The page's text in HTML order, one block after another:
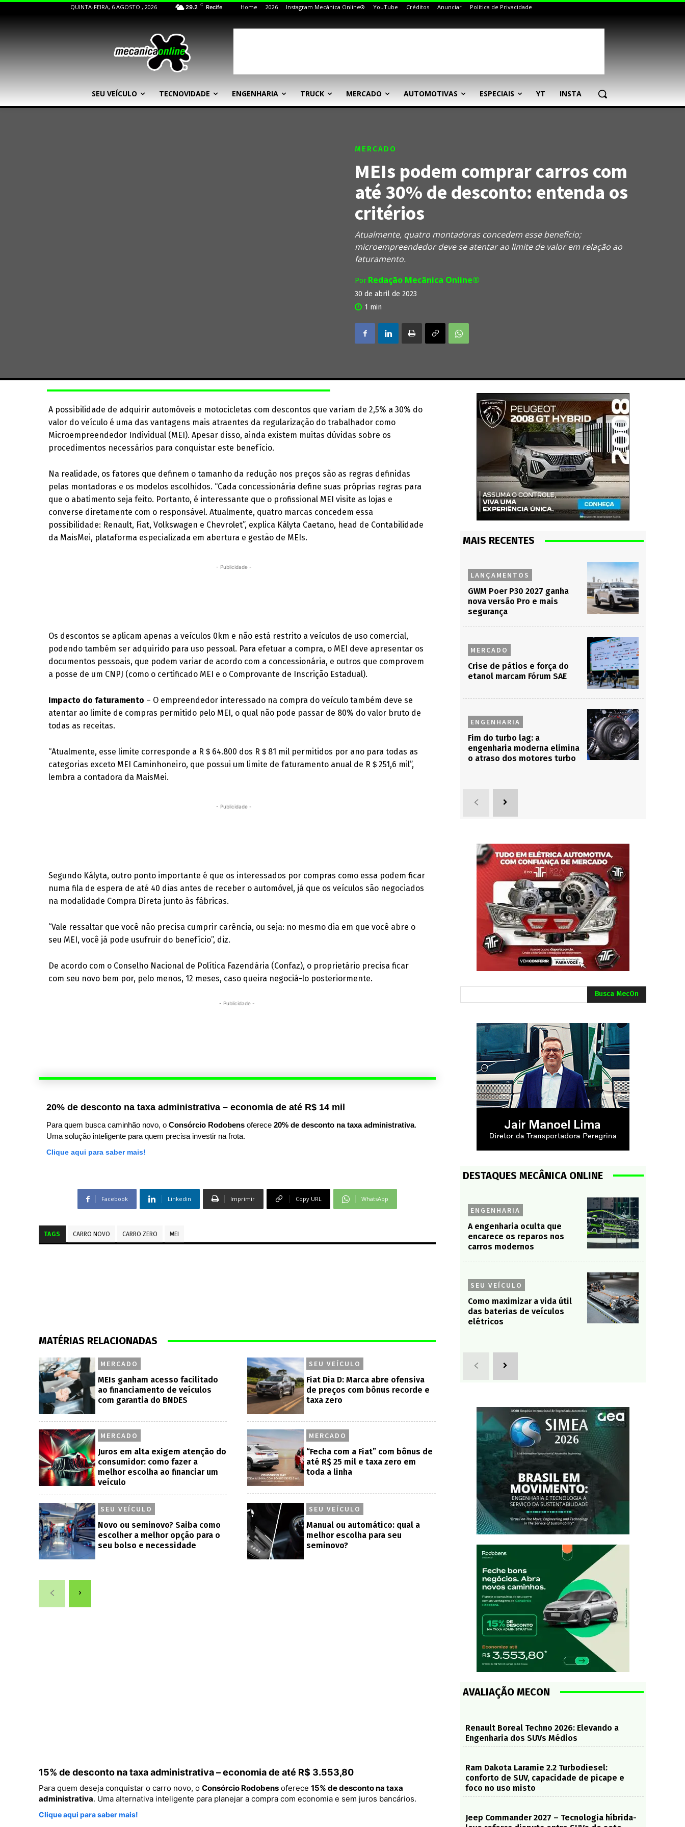
QUINTA-FEIRA, 6 AGOSTO , 2026 29.2 C Recife Home 2026 Instagram Mecânica Online® YouTube Créditos Anunciar Política de Privacidade
SEU VEÍCULO TECNOVIDADE ENGENHARIA TRUCK MERCADO AUTOMOTIVAS ESPECIAIS YT INSTA
MERCADO
MEIs podem comprar carros com
até 30% de desconto: entenda os
critérios
Atualmente, quatro montadoras concedem esse benefício;
microempreendedor deve se atentar ao limite de valor em relação ao
faturamento.
Por Redação Mecânica Online®
30 de abril de 2023
1 min
A possibilidade de adquirir automóveis e motocicletas com descontos que variam de 2,5% a 30% do
valor do veículo é uma das vantagens mais atraentes da regularização do trabalhador como
Microempreendedor Individual (MEI). Apesar disso, ainda existem muitas dúvidas sobre os
procedimentos necessários para conquistar este benefício.
Na realidade, os fatores que definem o tamanho da redução nos preços são as regras definidas
pelas montadoras e os modelos escolhidos. “Cada concessionária define suas próprias regras para
que o abatimento seja feito. Portanto, é interessante que o profissional MEI visite as lojas e
converse diretamente com o responsável. Atualmente, quatro marcas concedem essa
possibilidade: Renault, Fiat, Volkswagen e Chevrolet”, explica Kályta Caetano, head de Contabilidade
da MaisMei, plataforma especializada em abertura e gestão de MEIs.
- Publicidade -
Os descontos se aplicam apenas a veículos 0km e não está restrito a veículos de uso comercial,
podendo também ser adquirido para uso pessoal. Para efetuar a compra, o MEI deve apresentar os
documentos pessoais, que podem variar de acordo com a concessionária, e outros que comprovem
a posse de um CNPJ (como o certificado MEI e o Comprovante de Inscrição Estadual).
Impacto do faturamento – O empreendedor interessado na compra do veículo também deve se
atentar ao limite de compras permitido pelo MEI, o qual não pode passar de 80% do valor bruto de
todas as receitas.
“Atualmente, esse limite corresponde a R＄64.800 dos R＄81 mil permitidos por ano para todas as
categorias exceto MEI Caminhoneiro, que possui um limite de faturamento anual de R＄251,6 mil”,
lembra a contadora da MaisMei.
- Publicidade -
Segundo Kályta, outro ponto importante é que os interessados por compras como essa podem ficar
numa fila de espera de até 40 dias antes de receber o automóvel, já que os veículos são negociados
na modalidade Compra Direta junto às fábricas.
“Vale ressaltar que você não precisa cumprir carência, ou seja: no mesmo dia em que você abre o
seu MEI, você já pode usufruir do benefício”, diz.
De acordo com o Conselho Nacional de Política Fazendária (Confaz), o proprietário precisa ficar
com seu novo bem por, pelo menos, 12 meses, caso queira negociá-lo posteriormente.
- Publicidade -
20% de desconto na taxa administrativa – economia de até R$ 14 mil
Para quem busca caminhão novo, o Consórcio Rodobens oferece 20% de desconto na taxa administrativa.
Uma solução inteligente para quem precisa investir na frota.
Clique aqui para saber mais!
Facebook Linkedin Imprimir Copy URL WhatsApp
TAGS CARRO NOVO CARRO ZERO MEI
MATÉRIAS RELACIONADAS
MERCADO
MEIs ganham acesso facilitado
ao financiamento de veículos
com garantia do BNDES
SEU VEÍCULO
Fiat Dia D: Marca abre ofensiva
de preços com bônus recorde e
taxa zero
MERCADO
Juros em alta exigem atenção do
consumidor: como fazer a
melhor escolha ao financiar um
veículo
MERCADO
“Fecha com a Fiat” com bônus de
até R$ 25 mil e taxa zero em
toda a linha
SEU VEÍCULO
Novo ou seminovo? Saiba como
escolher a melhor opção para o
seu bolso e necessidade
SEU VEÍCULO
Manual ou automático: qual a
melhor escolha para seu
seminovo?
15% de desconto na taxa administrativa – economia de até R$ 3.553,80
Para quem deseja conquistar o carro novo, o Consórcio Rodobens oferece 15% de desconto na taxa
administrativa. Uma alternativa inteligente para planejar a compra com economia e sem juros bancários.
Clique aqui para saber mais!
MAIS RECENTES
LANÇAMENTOS
GWM Poer P30 2027 ganha
nova versão Pro e mais
segurança
MERCADO
Crise de pátios e força do
etanol marcam Fórum SAE
ENGENHARIA
Fim do turbo lag: a
engenharia moderna elimina
o atraso dos motores turbo
Busca MecOn
DESTAQUES MECÂNICA ONLINE
ENGENHARIA
A engenharia oculta que
encarece os reparos nos
carros modernos
SEU VEÍCULO
Como maximizar a vida útil
das baterias de veículos
elétricos
AVALIAÇÃO MECON
Renault Boreal Techno 2026: Elevando a
Engenharia dos SUVs Médios
Ram Dakota Laramie 2.2 Turbodiesel:
conforto de SUV, capacidade de picape e
foco no uso misto
Jeep Commander 2027 – Tecnologia híbrida-